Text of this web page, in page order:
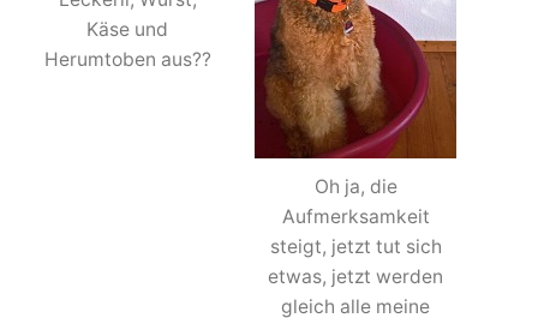
Käse und
Herumtoben aus??
Oh ja, die
Aufmerksamkeit
steigt, jetzt tut sich
etwas, jetzt werden
gleich alle meine